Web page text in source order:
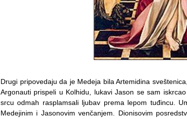
Drugi pripovedaju da je Medeja bila Artemidina
Argonauti prispeli u Kolhidu, lukavi Jason se sam
srcu odmah rasplamsali ljubav prema lepom tuđincu.
Medejinim i Jasonovim venčanjem. Dionisovim